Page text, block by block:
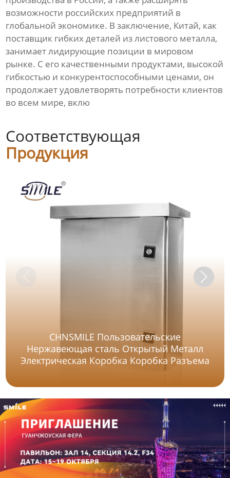
возможности российских предприятий в
глобальной экономике. В заключение, Китай, как
поставщик гибких деталей из листового металла,
занимает лидирующие позиции в мировом
рынке. С его качественными продуктами, высокой
гибкостью и конкурентоспособными ценами, он
продолжает удовлетворять потребности клиентов
во всем мире, вклю
Соответствующая
Продукция
CHNSMILE Пользовательские
Нержавеющая сталь Открытый Металл
Электрическая Коробка Коробка Разъема